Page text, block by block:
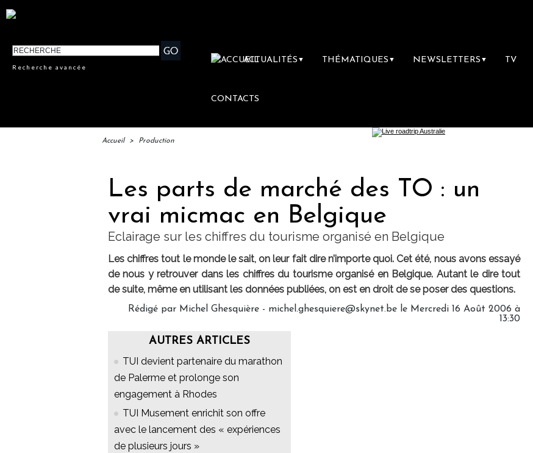
Recherche avancée
ACTUALITÉS ▼ THÉMATIQUES ▼ NEWSLETTERS ▼ TV
CONTACTS
Accueil > Production
Les parts de marché des TO : un
vrai micmac en Belgique
Eclairage sur les chiffres du tourisme organisé en Belgique
Les chiffres tout le monde le sait, on leur fait dire n’importe quoi. Cet été, nous avons essayé
de nous y retrouver dans les chiffres du tourisme organisé en Belgique. Autant le dire tout
de suite, même en utilisant les données publiées, on est en droit de se poser des questions.
Rédigé par Michel Ghesquière - michel.ghesquiere@skynet.be le Mercredi 16 Août 2006 à
13:30
AUTRES ARTICLES
TUI devient partenaire du marathon
de Palerme et prolonge son
engagement à Rhodes
TUI Musement enrichit son offre
avec le lancement des « expériences
de plusieurs jours »